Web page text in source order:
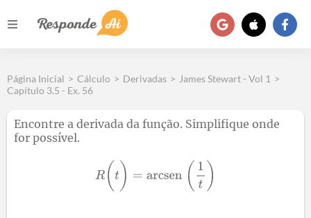
Página Inicial > Cálculo > Derivadas > James Stewart - Vol 1 >
Capítulo 3.5 - Ex. 56
Encontre a derivada da função. Simplifique onde
for possível.